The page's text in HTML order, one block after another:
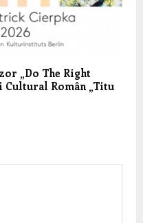
„Do The Right
Român „Titu